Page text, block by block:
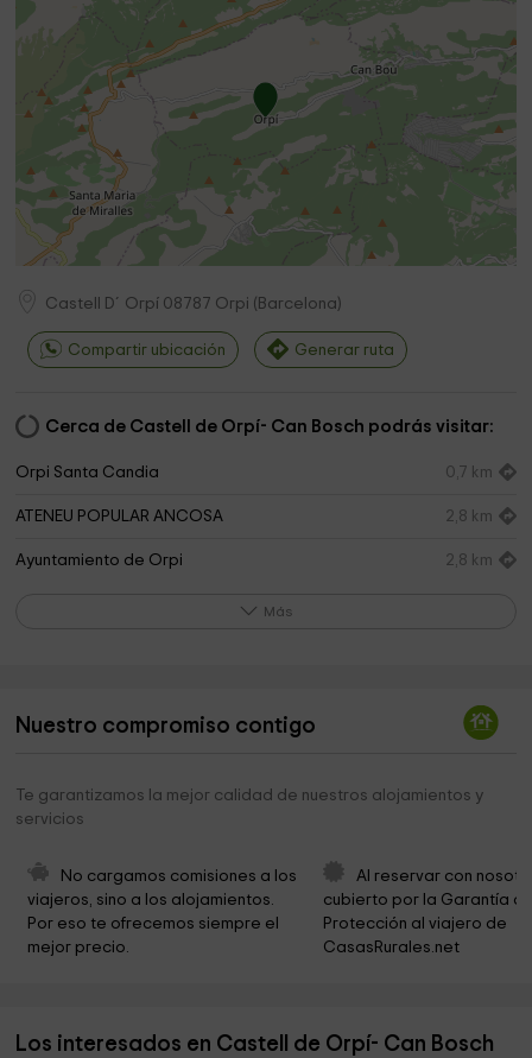
Castell D´Orpí 08787 Orpi ( Barcelona)
Compartir ubicación Generar ruta
Cerca de Castell de Orpí- Can Bosch podrás visitar:
Orpi Santa Candia 0,7 km
ATENEU POPULAR ANCOSA 2,8 km
Ayuntamiento de Orpi 2,8 km
Santa Maria de Gràcia 4,1 km
La Tossa de Montbui
Sant Romà de Santa Maria de Miralles
Ayuntamiento de Santa Maria de Miralles
Parròquia de Santa Margarida 4,9 km
Bonsai Puigros 4,9 km
Más
Nuestro compromiso contigo
Te garantizamos la mejor calidad de nuestros alojamientos y
servicios
No cargamos comisiones a los
viajeros, sino a los alojamientos.
Por eso te ofrecemos siempre el
mejor precio.
Al reservar con
cubierto por la Garantía
Protección al viajero de
CasasRurales.net
Los interesados en Castell de Orpí- Can Bosch